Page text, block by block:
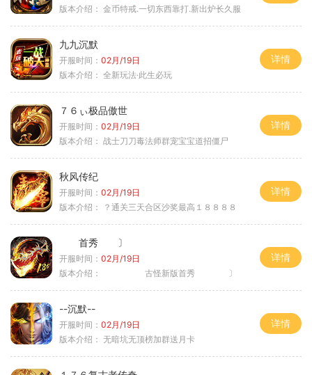
版本介绍： 金币特戒.一切东西靠打.新出炉长久服
九九沉默
开服时间： 02月/19日
版本介绍： 全新玩法·此生必玩
详情
７６ぃ极品傲世
开服时间： 02月/19日
版本介绍： 战士刀刀毒法师群宠宝宝道招僵尸
详情
秋风传纪
开服时间： 02月/19日
版本介绍：
？通关三天合区沙奖最高１８８８８
详情
首秀 〕
开服时间： 02月/19日
版本介绍：
古怪新版首秀 〕
详情
--沉默--
开服时间： 02月/19日
版本介绍： 无暗坑无顶榜加群送月卡
详情